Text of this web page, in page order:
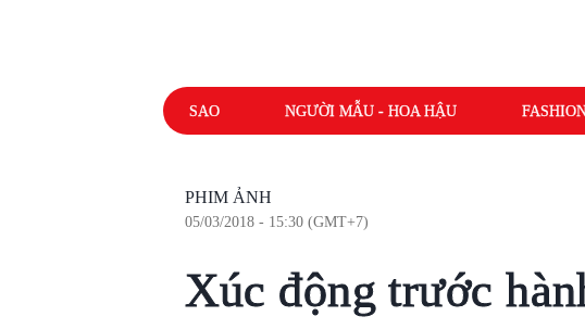
SAO NGƯỜI MẪU - HOA HẬU
PHIM ẢNH
05/03/2018 - 15:30 (GMT+7)
Xúc động trước